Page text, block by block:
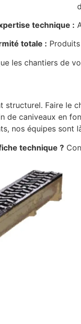
technique :
totale :
les chantiers de
structurel. Faire le
de caniveaux en
nos équipes sont
technique ?